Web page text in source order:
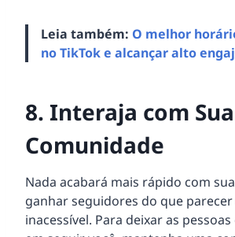
Leia também: O melhor
no TikTok e alcançar alto
8. Interaja com Sua
Comunidade
Nada acabará mais rápido com
ganhar seguidores do que
inacessível. Para deixar as